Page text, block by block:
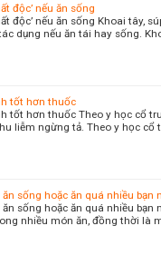
độc’ nếu ăn sống
độc’ nếu ăn sống Khoai tây,
dụng nếu ăn tái hay sống.
tốt hơn thuốc
tốt hơn thuốc Theo y học cổ
liễm ngừng tả. Theo y học cổ
sống hoặc ăn quá nhiều bạn
sống hoặc ăn quá nhiều
nhiều món ăn, đồng thời là